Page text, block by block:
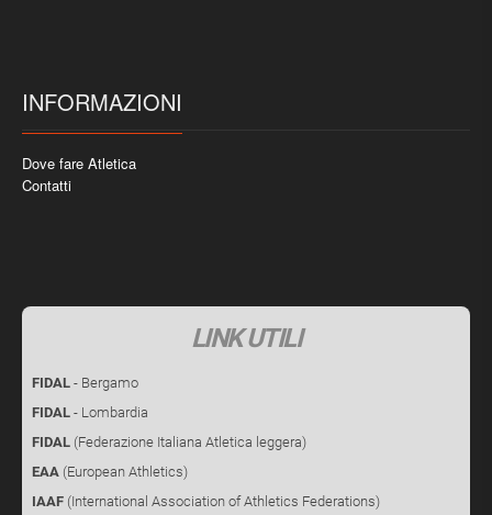
INFORMAZIONI
Dove fare Atletica
Contatti
LINK UTILI
FIDAL - Bergamo
FIDAL - Lombardia
FIDAL (Federazione Italiana Atletica leggera)
EAA (European Athletics)
IAAF (International Association of Athletics Federations)